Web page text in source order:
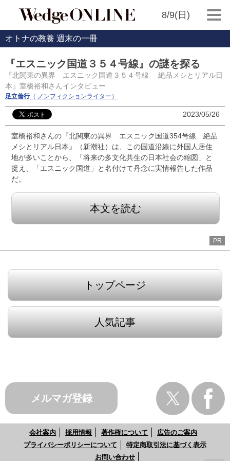
8/9(日)
オトナの教養 週末の一冊
『エスニック国道３５４号線』の謎を探る
『北関東の異界 エスニック国道３５４号線 絶品メシとリアル日
本』室橋裕和さんインタビュー
足立倫行（ ノンフィクションライター）
2023/05/26
室橋裕和さんの『北関東の異界 エスニック国道354号線 絶品
メシとリアル日本』（新潮社）は、この国道沿線に外国人居住
地が多いことから、「将来の多文化共生の日本社会の縮図」と
捉え、「エスニック国道」と名付けて丹念に実情報告した作品
だ。
本文を読む
PR
トップページ
人気記事
メルマガ登録
会社案内 採用情報 著作権について
広告のご案内
プライバシーポリシーについて
特定商取引法に基づく表示
お問い合わせ